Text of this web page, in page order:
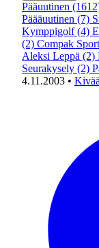
Pääuutinen
Päääuutinen (7)
Kymppigolf (4)
(2) Compak
Aleksi Leppä (2)
Seurakysely (2)
4.11.2003 •